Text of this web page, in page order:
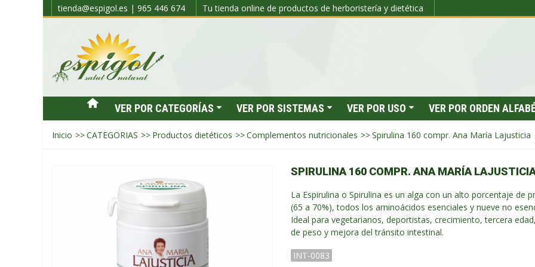
tienda@espigol.es | 965 446 674 Tu tienda online de productos de herboristería y dietética
VER POR CATEGORÍAS VER POR SISTEMAS VER POR USO VER POR ORDEN
Inicio >>CATEGORIAS >> Productos dietéticos >>Complementos nutricionales >>Spirulina 160 compr. Ana María Lajusticia
SPIRULINA 160 COMPR. ANA MARÍA
La Espirulina o Spirulina es un alga con un alto porcentaje de
(65 a 70%), todos los aminoácidos esenciales y nueve no
Ideal para vegetarianos, deportistas, crecimiento, tercera
de peso y mejora del tránsito intestinal.
INT-0083